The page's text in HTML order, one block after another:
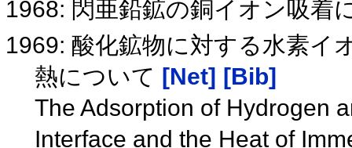
1968: 閃亜鉛鉱の銅イオン吸着
1969: 酸化鉱物に対する水素イ
熱について [Net] [Bib]
The Adsorption of Hydrogen
Interface and the Heat of